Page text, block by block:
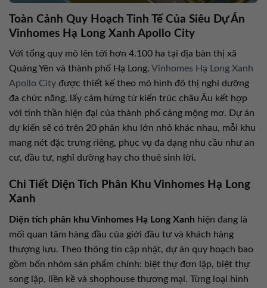
Toàn Cảnh Quy Hoạch Tinh Tế Của Siêu Dự Án
Vinhomes Hạ Long Xanh Apollo City
Với tổng quy mô lên tới hơn 4.100 ha tại địa bàn thị xã
Quảng Yên và thành phố Hạ Long, Vinhomes Hạ Long Xanh
Apollo City được thiết kế theo mô hình đô thị nghỉ dưỡng
đa chức năng, lấy cảm hứng từ kiến trúc châu Âu kết hợp
với tinh thần hiện đại của thành phố cảng mộng mơ. Dự án
dự kiến sẽ có trên 20 phân khu lớn nhỏ khác nhau, mỗi khu
mang nét đặc trưng riêng, phục vụ đa dạng nhu cầu như an
cư, đầu tư, nghỉ dưỡng hay cho thuê sinh lời.
Chi Tiết Diện Tích Phân Khu Vinhomes Hạ Long
Xanh
Diện tích phân khu Vinhomes Hạ Long Xanh hiện đang là
mối quan tâm hàng đầu của giới đầu tư và khách hàng
thượng lưu. Theo thông tin cập nhật, dự án quy hoạch bao
gồm bốn nhóm sản phẩm chính: biệt thự đơn lập, biệt thự
song lập, liền kề và shophouse thương mại. Từng loại hình